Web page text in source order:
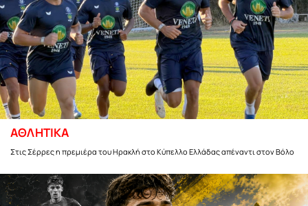
ΑΘΛΗΤΙΚΑ
Στις Σέρρες η πρεμιέρα του Ηρακλή στο Κύπελλο Ελλάδας απέναντι στον Βόλο